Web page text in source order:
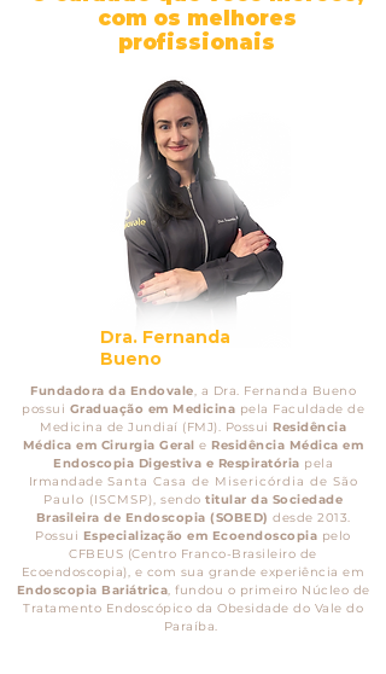
com os melhores
profissionais
Dra. Fernanda
Bueno
Fundadora da Endovale, a Dra. Fernanda Bueno
possui Graduação em Medicina pela Faculdade de
Medicina de Jundiaí (FMJ). Possui Residência
Médica em Cirurgia Geral e Residência Médica em
Endoscopia Digestiva e Respiratória pela
Irmandade Santa Casa de Misericórdia de São
Paulo (ISCMSP), sendo titular da Sociedade
Brasileira de Endoscopia (SOBED) desde 2013.
Possui Especialização em Ecoendoscopia pelo
CFBEUS (Centro Franco-Brasileiro de
Ecoendoscopia), e com sua grande experiência em
Endoscopia Bariátrica, fundou o primeiro Núcleo de
Tratamento Endoscópico da Obesidade do Vale do
Paraíba.